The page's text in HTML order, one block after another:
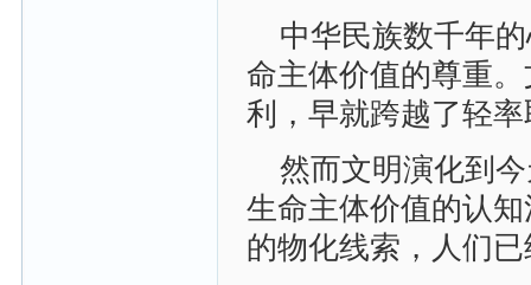
中华民族数千年
命主体价值的尊重
利，早就跨越了轻
然而文明演化到
生命主体价值的认
的物化线索，人们